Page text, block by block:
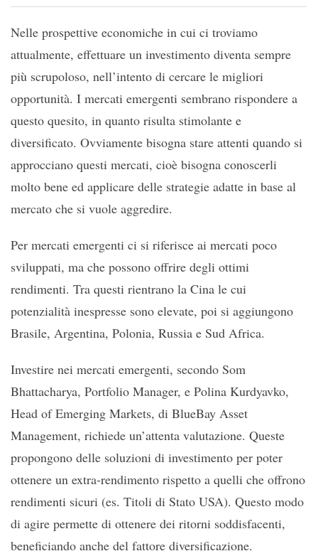
Nelle prospettive economiche in cui ci troviamo
attualmente, effettuare un investimento diventa sempre
più scrupoloso, nell’intento di cercare le migliori
opportunità. I mercati emergenti sembrano rispondere a
questo quesito, in quanto risulta stimolante e
diversificato. Ovviamente bisogna stare attenti quando si
approcciano questi mercati, cioè bisogna conoscerli
molto bene ed applicare delle strategie adatte in base al
mercato che si vuole aggredire.
Per mercati emergenti ci si riferisce ai mercati poco
sviluppati, ma che possono offrire degli ottimi
rendimenti. Tra questi rientrano la Cina le cui
potenzialità inespresse sono elevate, poi si aggiungono
Brasile, Argentina, Polonia, Russia e Sud Africa.
Investire nei mercati emergenti, secondo Som
Bhattacharya, Portfolio Manager, e Polina Kurdyavko,
Head of Emerging Markets, di BlueBay Asset
Management, richiede un’attenta valutazione. Queste
propongono delle soluzioni di investimento per poter
ottenere un extra-rendimento rispetto a quelli che offrono
rendimenti sicuri (es. Titoli di Stato USA). Questo modo
di agire permette di ottenere dei ritorni soddisfacenti,
beneficiando anche del fattore diversificazione.